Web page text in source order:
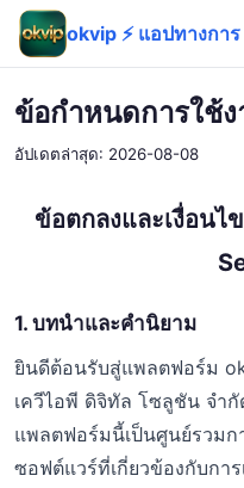
okvip ⚡ แอปทางกา
ข้อกำหนดการใช้ง
อัปเดตล่าสุด: 2026-08-08
ข้อตกลงและเงื่อนไ
1. บทนำและคำนิยาม
ยินดีต้อนรับสู่แพลตฟอร์ม
เควีไอพี ดิจิทัล โซลูชัน จำ
แพลตฟอร์มนี้เป็นศูนย์รวม
ซอฟต์แวร์ที่เกี่ยวข้องกับกา